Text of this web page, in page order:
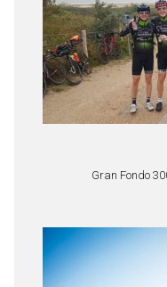
Gran Fondo